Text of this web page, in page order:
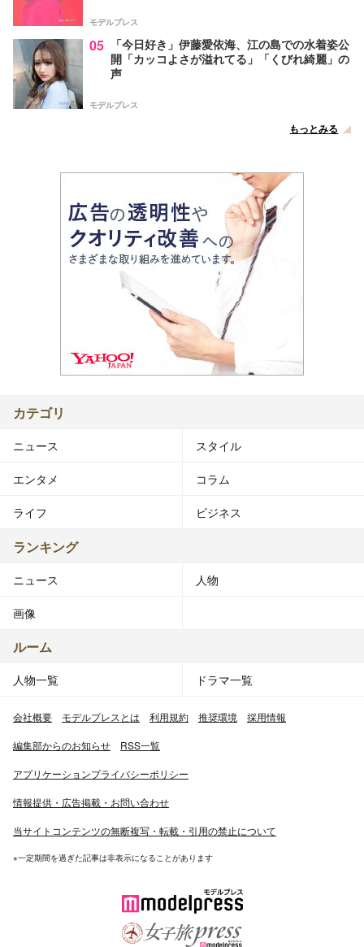
モデルプレス
05
「今日好き」伊藤愛依海、江の島での水着姿公
開「カッコよさが溢れてる」「くびれ綺麗」の
声
モデルプレス
もっとみる
カテゴリ
ニュース スタイル
エンタメ コラム
ライフ ビジネス
ランキング
ニュース 人物
画像
ルーム
人物一覧 ドラマ一覧
会社概要 モデルプレスとは 利用規約 推奨環境 採用情報
編集部からのお知らせ RSS一覧
アプリケーションプライバシーポリシー
情報提供・広告掲載・お問い合わせ
当サイトコンテンツの無断複写・転載・引用の禁止について
※一定期間を過ぎた記事は非表示になることがあります